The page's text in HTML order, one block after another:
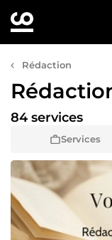
Rédaction
Services
84 services